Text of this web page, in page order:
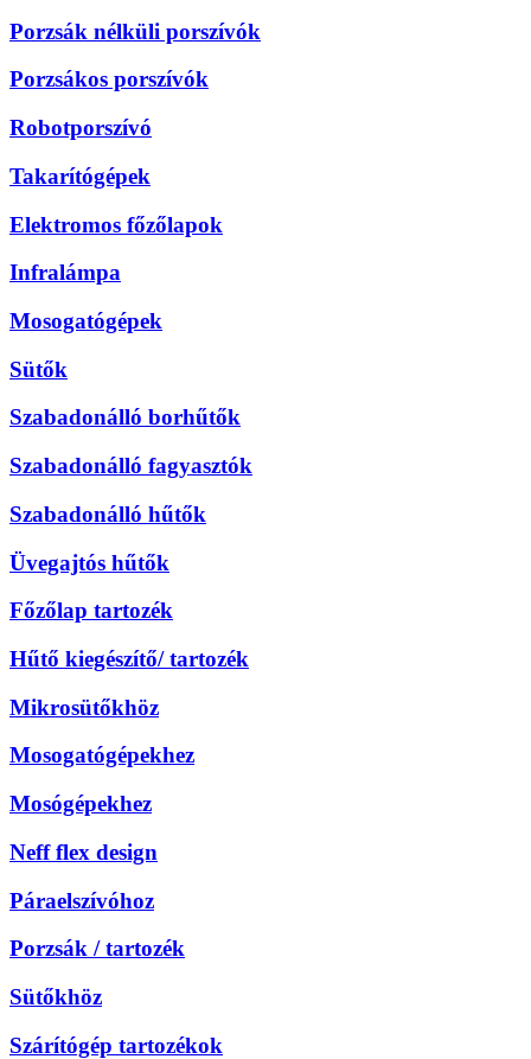
Porzsák nélküli porszívók
Porzsákos porszívók
Robotporszívó
Takarítógépek
Elektromos főzőlapok
Infralámpa
Mosogatógépek
Sütők
Szabadonálló borhűtők
Szabadonálló fagyasztók
Szabadonálló hűtők
Üvegajtós hűtők
Főzőlap tartozék
Hűtő kiegészítő/ tartozék
Mikrosütőkhöz
Mosogatógépekhez
Mosógépekhez
Neff flex design
Páraelszívóhoz
Porzsák / tartozék
Sütőkhöz
Szárítógép tartozékok